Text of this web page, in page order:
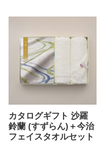
カタログギフト 沙羅
鈴蘭 (すずらん)＋今治
フェイスタオルセット